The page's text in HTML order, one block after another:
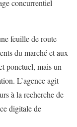
concurrentiel
feuille de route
du marché et aux
ponctuel, mais un
L’agence agit
à la recherche de
digitale de